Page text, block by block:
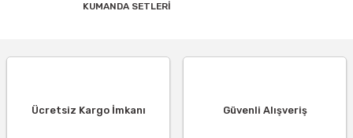
KUMANDA SETLERİ
Ücretsiz Kargo İmkanı Güvenli Alışveriş